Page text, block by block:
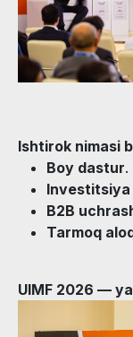
Ishtirok nimasi
Boy dastur.
B2B
Tarmoq
UIMF 2026 —